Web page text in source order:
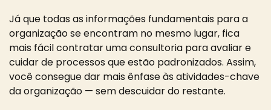
Já que todas as informações fundamentais para a
organização se encontram no mesmo lugar, fica
mais fácil contratar uma consultoria para avaliar e
cuidar de processos que estão padronizados. Assim,
você consegue dar mais ênfase às atividades-chave
da organização — sem descuidar do restante.